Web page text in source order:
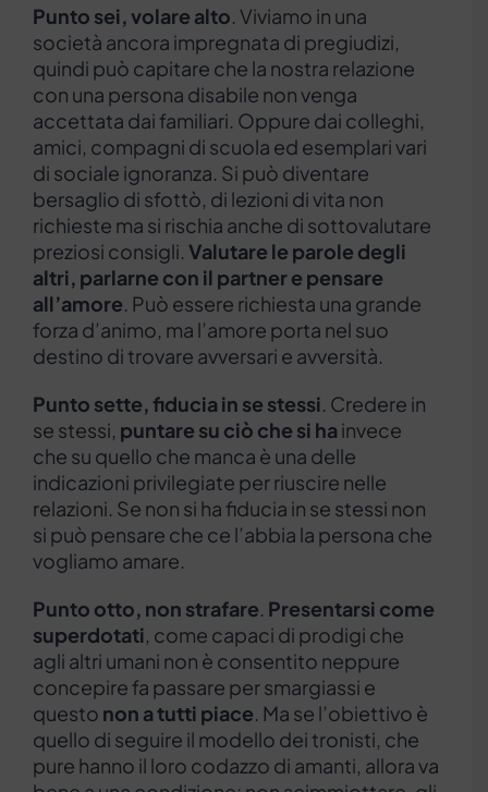
Punto sei, volare alto. Viviamo in una
società ancora impregnata di pregiudizi,
quindi può capitare che la nostra relazione
con una persona disabile non venga
accettata dai familiari. Oppure dai colleghi,
amici, compagni di scuola ed esemplari vari
di sociale ignoranza. Si può diventare
bersaglio di sfottò, di lezioni di vita non
richieste ma si rischia anche di sottovalutare
preziosi consigli. Valutare le parole degli
altri, parlarne con il partner e pensare
all’amore. Può essere richiesta una grande
forza d’animo, ma l’amore porta nel suo
destino di trovare avversari e avversità.
Punto sette, fiducia in se stessi. Credere in
se stessi, puntare su ciò che si ha invece
che su quello che manca è una delle
indicazioni privilegiate per riuscire nelle
relazioni. Se non si ha fiducia in se stessi non
si può pensare che ce l’abbia la persona che
vogliamo amare.
Punto otto, non strafare. Presentarsi come
superdotati, come capaci di prodigi che
agli altri umani non è consentito neppure
concepire fa passare per smargiassi e
questo non a tutti piace. Ma se l’obiettivo è
quello di seguire il modello dei tronisti, che
pure hanno il loro codazzo di amanti, allora va